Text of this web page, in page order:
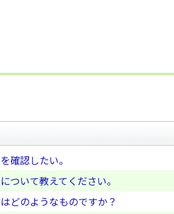
確認したい。
ついて教えてください。
どのようなものですか？